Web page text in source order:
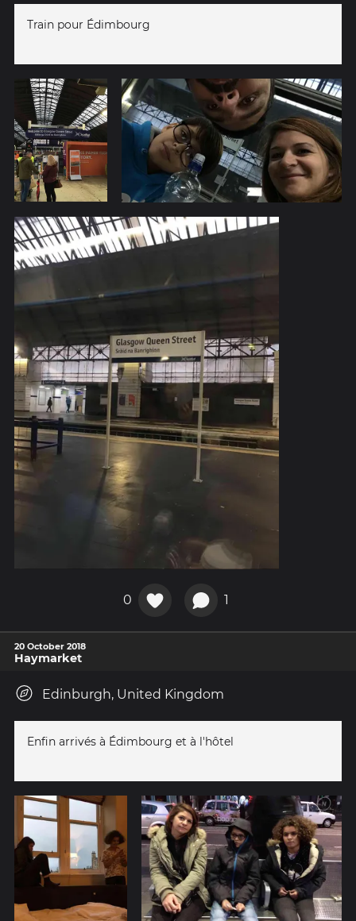
Train pour Édimbourg
0 1
20 October 2018
Haymarket
Edinburgh, United Kingdom
Enfin arrivés à Édimbourg et à l'hôtel